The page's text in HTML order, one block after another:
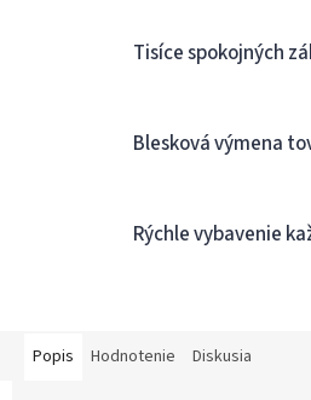
Tisíce spokojných
Blesková výmena
Rýchle vybavenie
Popis Hodnotenie Diskusia